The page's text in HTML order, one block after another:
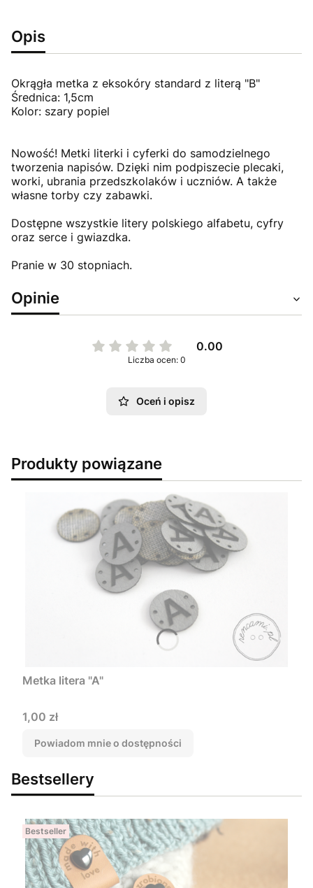
Opis
Okrągła metka z eksokóry standard z literą "B"
Średnica: 1,5cm
Kolor: szary popiel
Nowość! Metki literki i cyferki do samodzielnego
tworzenia napisów. Dzięki nim podpiszecie plecaki,
worki, ubrania przedszkolaków i uczniów. A także
własne torby czy zabawki.
Dostępne wszystkie litery polskiego alfabetu, cyfry
oraz serce i gwiazdka.
Pranie w 30 stopniach.
Opinie
0.00
Liczba ocen: 0
Oceń i opisz
Produkty powiązane
Metka litera "A"
Cena
1,00 zł
Powiadom mnie o dostępności
Bestsellery
Bestseller